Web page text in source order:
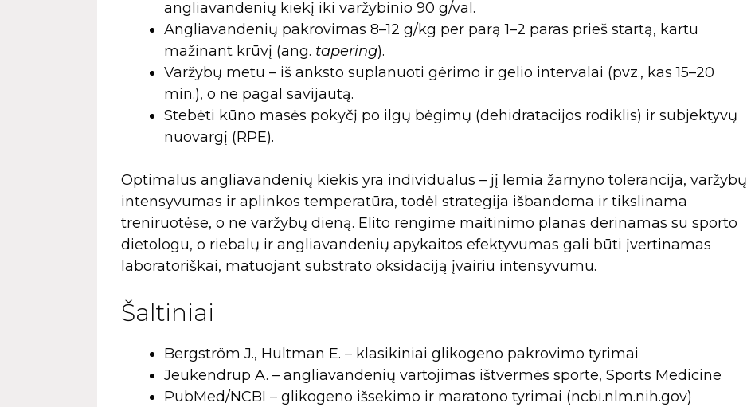
angliavandenių kiekį iki varžybinio 90 g/val.
Angliavandenių pakrovimas 8–12 g/kg per parą 1–2 paras prieš startą, kartu
mažinant krūvį (ang. tapering).
Varžybų metu – iš anksto suplanuoti gėrimo ir gelio intervalai (pvz., kas 15–20
min.), o ne pagal savijautą.
Stebėti kūno masės pokyčį po ilgų bėgimų (dehidratacijos rodiklis) ir subjektyvų
nuovargį (RPE).
Optimalus angliavandenių kiekis yra individualus – jį lemia žarnyno tolerancija, varžybų
intensyvumas ir aplinkos temperatūra, todėl strategija išbandoma ir tikslinama
treniruotėse, o ne varžybų dieną. Elito rengime maitinimo planas derinamas su sporto
dietologu, o riebalų ir angliavandenių apykaitos efektyvumas gali būti įvertinamas
laboratoriškai, matuojant substrato oksidaciją įvairiu intensyvumu.
Šaltiniai
Bergström J., Hultman E. – klasikiniai glikogeno pakrovimo tyrimai
Jeukendrup A. – angliavandenių vartojimas ištvermės sporte, Sports Medicine
PubMed/NCBI – glikogeno išsekimo ir maratono tyrimai (ncbi.nlm.nih.gov)